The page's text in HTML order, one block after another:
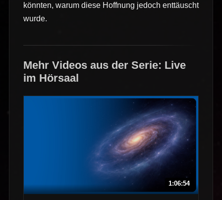
könnten, warum diese Hoffnung jedoch enttäuscht
wurde.
Mehr Videos aus der Serie: Live
im Hörsaal
1:06:54